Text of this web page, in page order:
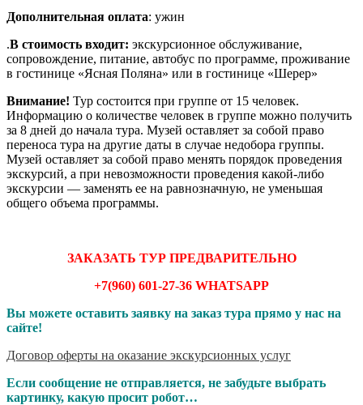
Дополнительная оплата: ужин
.В стоимость входит: экскурсионное обслуживание,
сопровождение, питание, автобус по программе, проживание
в гостинице «Ясная Поляна» или в гостинице «Шерер»
Внимание! Тур состоится при группе от 15 человек.
Информацию о количестве человек в группе можно получить
за 8 дней до начала тура. Музей оставляет за собой право
переноса тура на другие даты в случае недобора группы.
Музей оставляет за собой право менять порядок проведения
экскурсий, а при невозможности проведения какой-либо
экскурсии — заменять ее на равнозначную, не уменьшая
общего объема программы.
ЗАКАЗАТЬ ТУР ПРЕДВАРИТЕЛЬНО
+7(960) 601-27-36 WHATSAPP
Вы можете оставить заявку на заказ тура прямо у нас на
сайте!
Договор оферты на оказание экскурсионных услуг
Если сообщение не отправляется, не забудьте выбрать
картинку, какую просит робот…